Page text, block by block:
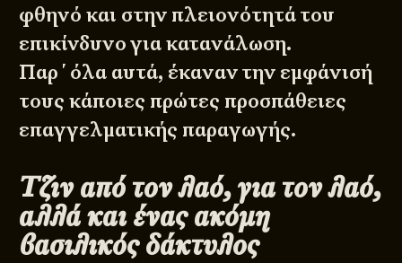
φθηνό και στην πλειονότητά του
επικίνδυνο για κατανάλωση.
Παρ΄όλα αυτά, έκαναν την εμφάνισή
τους κάποιες πρώτες προσπάθειες
επαγγελματικής παραγωγής.
Τζιν από τον λαό, για τον λαό,
αλλά και ένας ακόμη
βασιλικός δάκτυλος